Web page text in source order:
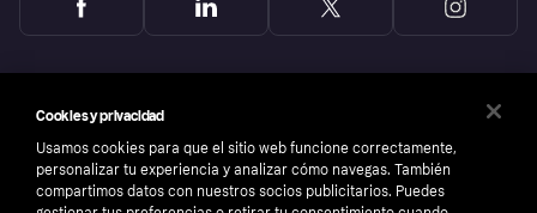
Cookies y privacidad
Usamos cookies para que el sitio web funcione correctamente,
personalizar tu experiencia y analizar cómo navegas. También
compartimos datos con nuestros socios publicitarios. Puedes